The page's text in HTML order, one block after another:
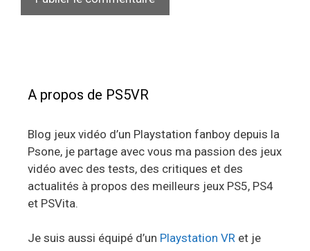
A propos de PS5VR
Blog jeux vidéo d’un Playstation fanboy depuis la
Psone, je partage avec vous ma passion des jeux
vidéo avec des tests, des critiques et des
actualités à propos des meilleurs jeux PS5, PS4
et PSVita.
Je suis aussi équipé d’un Playstation VR et je